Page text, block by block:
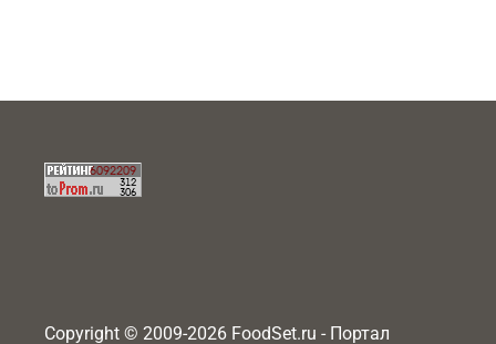
Copyright © 2009-2026 FoodSet.ru - Портал